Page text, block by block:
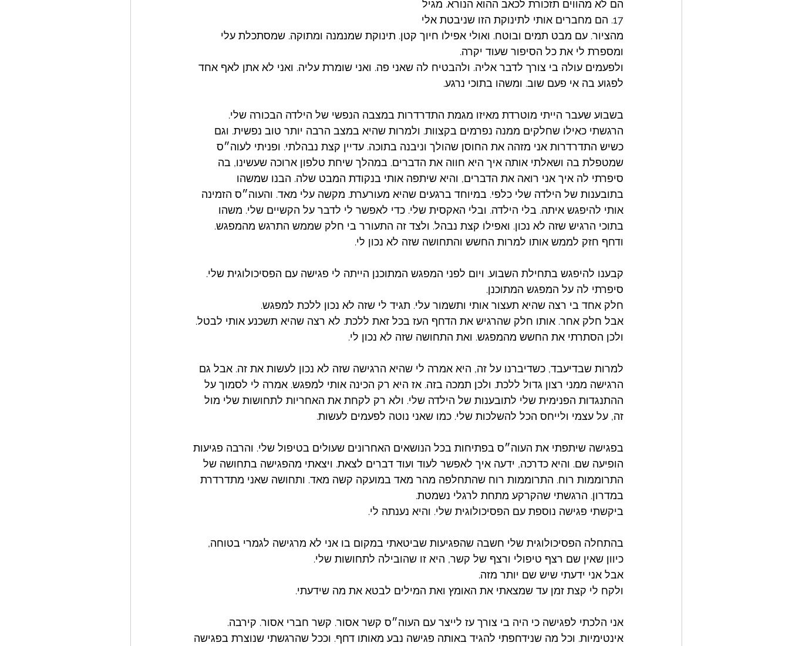
הם לא מהווים תזכורת לכאב ההוא הנורא. מגיל
17. הם מחברים אותי לתינוקת הזו שניבטת אלי
מהציור. עם מבט תמים ובוטח. ואולי אפילו חיוך קטן. תינוקת שמנמנה ומתוקה. שמסתכלת עלי
ומספרת לי את כל הסיפור שעוד יקרה.
ולפעמים עולה בי צורך לדבר אליה. ולהבטיח לה שאני פה. ואני שומרת עליה. ואני לא אתן לאף אחד
לפגוע בה אי פעם שוב. ומשהו בתוכי נרגע.
בשבוע שעבר הייתי מוטרדת מאיזו מגמת התדרדרות במצבה הנפשי של הילדה הבכורה שלי.
הרגשתי כאילו שחלקים ממנה נפרמים בקצוות. ולמרות שהיא במצב הרבה יותר טוב נפשית. וגם
כשיש התדרדרות אני מזהה את החוסן שהולך וניבנה בתוכה. עדיין קצת נבהלתי. ופניתי לעוה״ס
שמטפלת בה ושאלתי אותה איך היא חווה את הדברים. במהלך שיחת טלפון ארוכה שעשינו, בה
סיפרתי לה איך אני רואה את הדברים, והיא שיתפה אותי בנקודת המבט שלה. הבנו שמשהו
בתובענות של הילדה שלי כלפי. במיוחד ברגעים שהיא מעורערת. מקשה עלי מאד. והעוה״ס הזמינה
אותי להיפגש איתה. בלי הילדה. ובלי האקסית שלי. כדי לאפשר לי לדבר על הקשיים שלי. משהו
בתוכי הרגיש שזה לא נכון. ואפילו קצת נבהל. ולצד זה התעורר בי חלק שממש התרגש מהמפגש.
ודחף חזק לממש אותו למרות החשש והתחושה שזה לא נכון לי.
קבענו להיפגש בתחילת השבוע. ויום לפני המפגש המתוכנן הייתה לי פגישה עם הפסיכולוגית שלי.
סיפרתי לה על המפגש המתוכנן.
חלק אחד בי רצה שהיא תעצור אותי ותשמור עלי. תגיד לי שזה לא נכון ללכת למפגש.
אבל חלק אחר. אותו חלק שהרגיש את הדחף העז בכל זאת ללכת. לא רצה שהיא תשכנע אותי לבטל.
ולכן הסתרתי את החשש מהמפגש. ואת התחושה שזה לא נכון לי.
למרות שבדיעבד, כשדיברנו על זה, היא אמרה לי שהיא הרגישה שזה לא נכון לעשות את זה. אבל גם
הרגישה ממני רצון גדול ללכת. ולכן תמכה בזה. אז היא רק הכינה אותי למפגש. אמרה לי לסמוך על
ההתנגדות הפנימית שלי לתובענות של הילדה שלי. ולא רק לקחת את האחריות לתחושות שלי מול
זה, על עצמי ולייחס הכל להשלכות שלי. כמו שאני נוטה לפעמים לעשות.
בפגישה שיתפתי את העוה״ס בפתיחות בכל הנושאים האחרונים שעולים בטיפול שלי. והרבה פגיעות
הופיעה שם. והיא כדרכה, ידעה איך לאפשר לעוד ועוד דברים לצאת. ויצאתי מהפגישה בתחושה של
התרוממות רוח. התרוממות רוח שהתחלפה מהר מאד במועקה קשה מאד. ותחושה שאני מתדרדרת
במדרון. הרגשתי שהקרקע מתחת לרגלי נשמטת.
ביקשתי פגישה נוספת עם הפסיכולוגית שלי. והיא נענתה לי.
בהתחלה הפסיכולוגית שלי חשבה שהפגיעות שביטאתי במקום בו אני לא מרגישה לגמרי בטוחה,
כיוון שאין שם רצף טיפולי ורצף של קשר, היא זו שהובילה לתחושות שלי.
אבל אני ידעתי שיש שם יותר מזה.
ולקח לי קצת זמן עד שמצאתי את האומץ ואת המילים לבטא את מה שידעתי.
אני הלכתי לפגישה כי היה בי צורך עז לייצר עם העוה״ס קשר אסור. קשר חברי אסור. קירבה.
אינטימיות. וכל מה שנידחפתי להגיד באותה פגישה נבע מאותו דחף. וככל שהרגשתי שנוצרת בפגישה